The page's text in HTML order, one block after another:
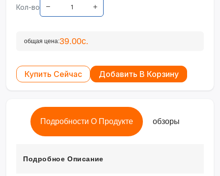
Кол-во
общая цена:39.00с.
Купить Сейчас Добавить В Корзину
Подробности О Продукте обзоры
Подробное Описание